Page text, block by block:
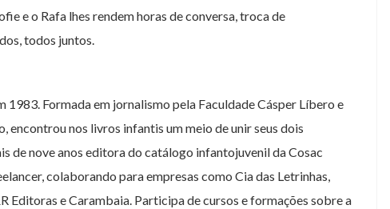
e o Rafa lhes rendem horas de conversa, troca de
todos juntos.
1983. Formada em jornalismo pela Faculdade Cásper Líbero e
encontrou nos livros infantis um meio de unir seus dois
de nove anos editora do catálogo infantojuvenil da Cosac
colaborando para empresas como Cia das Letrinhas,
Editoras e Carambaia. Participa de cursos e formações sobre a